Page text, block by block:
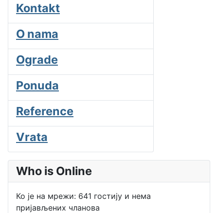
Kontakt
O nama
Ograde
Ponuda
Reference
Vrata
Who is Online
Ко је на мрежи: 641 гостију и нема
пријављених чланова